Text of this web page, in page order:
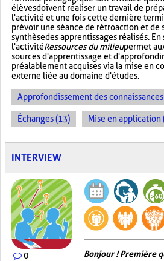
élèves doivent réaliser un travail de
l'activité et une fois cette dernière
prévoir une séance de rétroaction et de
synthèse des apprentissages réalisés. En
l'activitéRessources du milieupermet
sources d'apprentissage et
préalablement acquises via la mise en
externe liée au domaine d'études.
Approfondissement des
Échanges (13) Mise en application
INTERVIEW
0 Bonjour ! Première